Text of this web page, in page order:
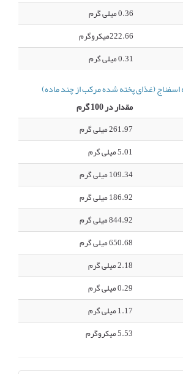
0.36 میلی گرم
222.66میکروگرم
0.31 میلی گرم
اسفناج (غذای پخته شده مرکب از چند ماده)
مقدار در 100 گرم
261.97 میلی گرم
5.01 میلی گرم
109.34 میلی گرم
186.92 میلی گرم
844.92 میلی گرم
650.68 میلی گرم
2.18 میلی گرم
0.29 میلی گرم
1.17 میلی گرم
5.53 میکروگرم